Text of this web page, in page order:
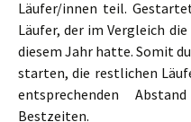
Läufer/innen teil.
Läufer, der im Vergleich
diesem Jahr hatte. Somit
starten, die restlichen
entsprechenden
Bestzeiten.